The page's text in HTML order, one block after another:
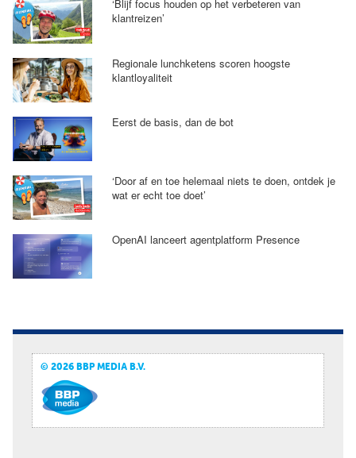
‘Blijf focus houden op het verbeteren van
klantreizen’
Regionale lunchketens scoren hoogste
klantloyaliteit
Eerst de basis, dan de bot
‘Door af en toe helemaal niets te doen, ontdek je
wat er echt toe doet’
OpenAI lanceert agentplatform Presence
© 2026 BBP MEDIA B.V.